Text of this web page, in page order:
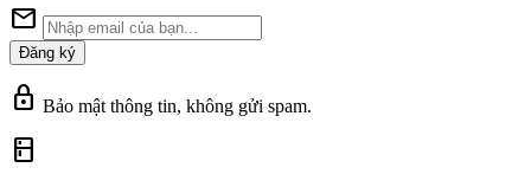
mail
Đăng ký
lock Bảo mật thông tin, không gửi spam.
kitchen